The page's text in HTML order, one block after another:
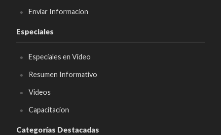
Enviar Informacion
Especiales
Especiales en Video
Resumen Informativo
Videos
Capacitacion
Categorías Destacadas